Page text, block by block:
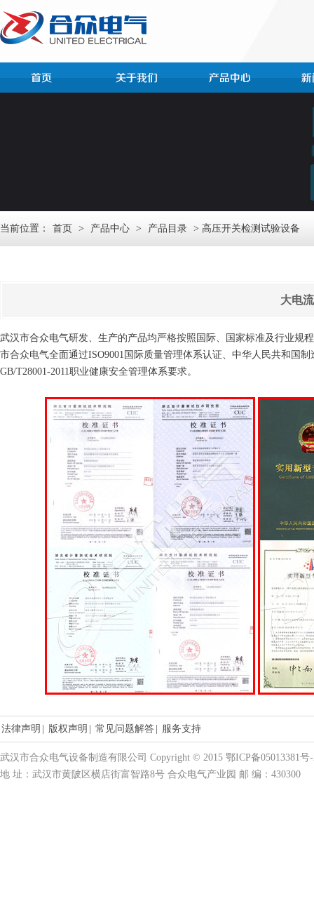
当前位置： 首页 > 产品中心 > 产品目录 > 高压开关检测试验设备
大电
武汉市合众电气研发、生产的产品均严格按照国际、国家标准及行业规
市合众电气全面通过ISO9001国际质量管理体系认证、中华人民共和国
GB/T28001-2011职业健康安全管理体系要求。
法律声明 版权声明 常见问题解答 服务支持
武汉市合众电气设备制造有限公司 Copyright © 2015 鄂ICP备05013381号
地 址：武汉市黄陂区横店街富智路8号 合众电气产业园 邮 编：430300